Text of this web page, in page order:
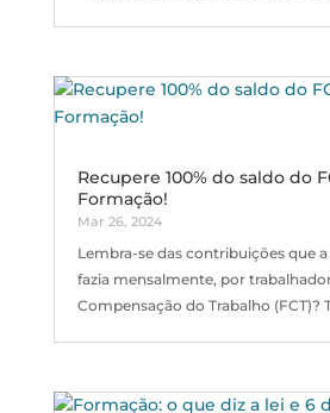
Recupere 100% do saldo do
Formação!
Mar 26, 2024
Lembra-se das contribuições que
fazia mensalmente, por
Compensação do Trabalho (FCT)?